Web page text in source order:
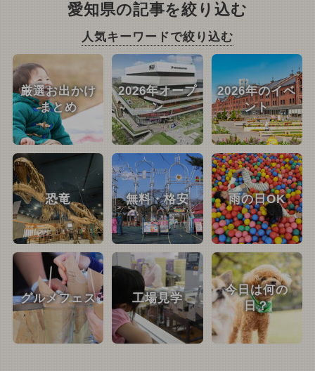
愛知県の記事を絞り込む
人気キーワードで絞り込む
厳選お出かけ
まとめ
2026年オープ
ン
2026年のイベ
ント
恐竜 無料・格安 雨の日OK
グルメフェス 工場見学
今日は何の
日？